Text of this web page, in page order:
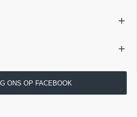
ONS OP FACEBOOK